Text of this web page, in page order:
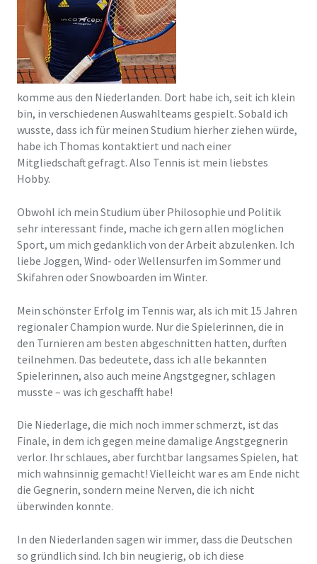
komme aus den Niederlanden. Dort habe ich, seit ich klein
bin, in verschiedenen Auswahlteams gespielt. Sobald ich
wusste, dass ich für meinen Studium hierher ziehen würde,
habe ich Thomas kontaktiert und nach einer
Mitgliedschaft gefragt. Also Tennis ist mein liebstes
Hobby.
Obwohl ich mein Studium über Philosophie und Politik
sehr interessant finde, mache ich gern allen möglichen
Sport, um mich gedanklich von der Arbeit abzulenken. Ich
liebe Joggen, Wind- oder Wellensurfen im Sommer und
Skifahren oder Snowboarden im Winter.
Mein schönster Erfolg im Tennis war, als ich mit 15 Jahren
regionaler Champion wurde. Nur die Spielerinnen, die in
den Turnieren am besten abgeschnitten hatten, durften
teilnehmen. Das bedeutete, dass ich alle bekannten
Spielerinnen, also auch meine Angstgegner, schlagen
musste – was ich geschafft habe!
Die Niederlage, die mich noch immer schmerzt, ist das
Finale, in dem ich gegen meine damalige Angstgegnerin
verlor. Ihr schlaues, aber furchtbar langsames Spielen, hat
mich wahnsinnig gemacht! Vielleicht war es am Ende nicht
die Gegnerin, sondern meine Nerven, die ich nicht
überwinden konnte.
In den Niederlanden sagen wir immer, dass die Deutschen
so gründlich sind. Ich bin neugierig, ob ich diese